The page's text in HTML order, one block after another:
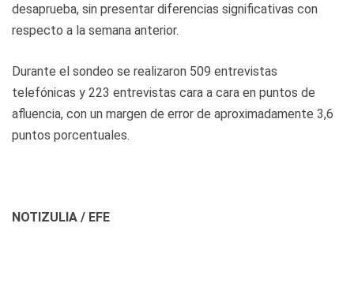
desaprueba, sin presentar diferencias significativas con
respecto a la semana anterior.
Durante el sondeo se realizaron 509 entrevistas
telefónicas y 223 entrevistas cara a cara en puntos de
afluencia, con un margen de error de aproximadamente 3,6
puntos porcentuales.
NOTIZULIA / EFE